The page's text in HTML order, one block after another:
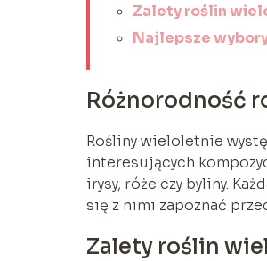
Zalety roślin
Najlepsze
Różnorodność
Rośliny wieloletnie
interesujących
irysy, róże czy byliny.
się z nimi zapoznać
Zalety roślin